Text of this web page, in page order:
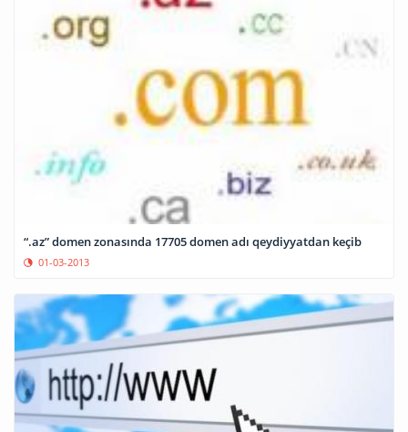
“.az” domen zonasında 17705 domen adı qeydiyyatdan keçib
01-03-2013